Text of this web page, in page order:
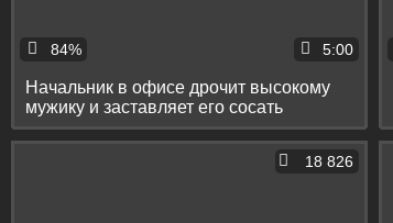
84% 5:00
Начальник в офисе дрочит высокому
мужику и заставляет его сосать
18 826